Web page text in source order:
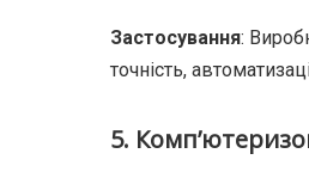
Застосування:
точність,
5.